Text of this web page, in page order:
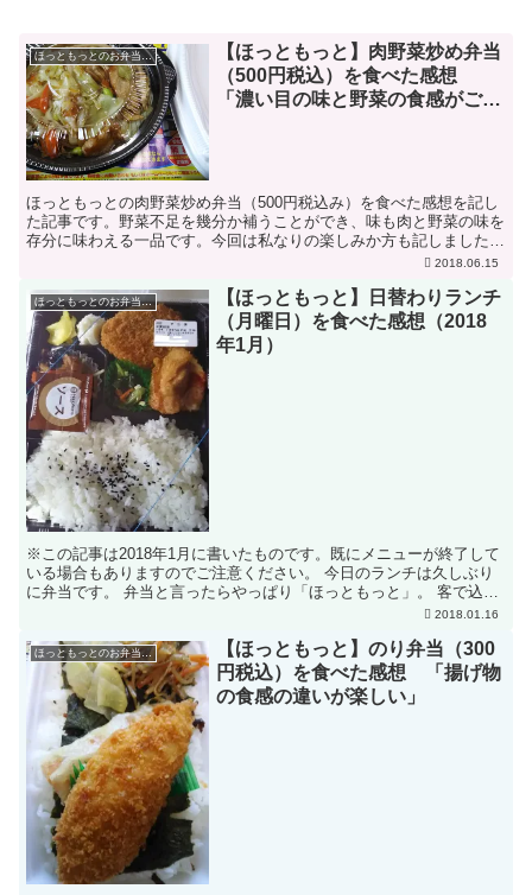
ほっともっとのお弁当のレビュー
【ほっともっと】肉野菜炒め弁当
（500円税込）を食べた感想
「濃い目の味と野菜の食感がご飯
ほっともっとの肉野菜炒め弁当（500円税込み）を食べた感想を記し
た記事です。野菜不足を幾分か補うことができ、味も肉と野菜の味を
存分に味わえる一品です。今回は私なりの楽しみか方も記しましたの
2018.06.15
ほっともっとのお弁当のレビュー
【ほっともっと】日替わりランチ
（月曜日）を食べた感想（2018
年1月）
※この記事は2018年1月に書いたものです。既にメニューが終了して
いる場合もありますのでご注意ください。 今日のランチは久しぶり
に弁当です。 弁当と言ったらやっぱり「ほっともっと」。 客で込み
2018.01.16
ほっともっとのお弁当のレビュー
【ほっともっと】のり弁当（300
円税込）を食べた感想 「揚げ物
の食感の違いが楽しい」